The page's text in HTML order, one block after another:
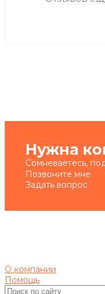
Нужна
Сомневаетесь,
Позвоните мне
Задать вопрос
О компании
Помощь